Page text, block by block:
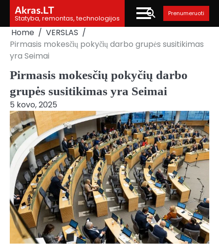
content
Akras.LT
Statyba, remontas, technologijos
Prenumeruoti
Home
VERSLAS
Pirmasis mokesčių pokyčių darbo grupės susitikimas
yra Seimai
Pirmasis mokesčių pokyčių darbo
grupės susitikimas yra Seimai
5 kovo, 2025